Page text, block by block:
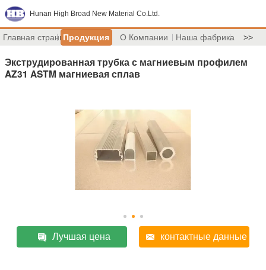
Hunan High Broad New Material Co.Ltd.
Главная страницаПродукция О Компании Наша фабрика >>
Экструдированная трубка с магниевым профилем
AZ31 ASTM магниевая сплав
Лучшая цена контактные данные